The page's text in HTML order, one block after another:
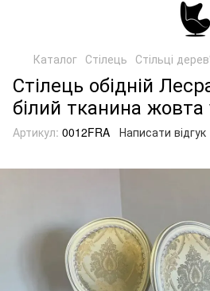
Каталог Стілець Стільці
Стілець обідній
білий тканина жовта
Артикул: 0012FRA Написати відгук